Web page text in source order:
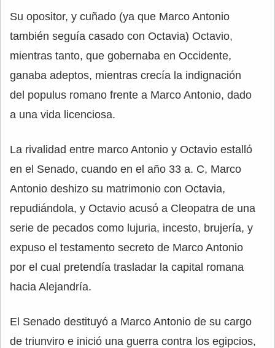
Su opositor, y cuñado (ya que Marco Antonio
también seguía casado con Octavia) Octavio,
mientras tanto, que gobernaba en Occidente,
ganaba adeptos, mientras crecía la indignación
del populus romano frente a Marco Antonio, dado
a una vida licenciosa.
La rivalidad entre marco Antonio y Octavio estalló
en el Senado, cuando en el año 33 a. C, Marco
Antonio deshizo su matrimonio con Octavia,
repudiándola, y Octavio acusó a Cleopatra de una
serie de pecados como lujuria, incesto, brujería, y
expuso el testamento secreto de Marco Antonio
por el cual pretendía trasladar la capital romana
hacia Alejandría.
El Senado destituyó a Marco Antonio de su cargo
de triunviro e inició una guerra contra los egipcios,